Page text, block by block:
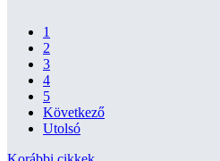
1
2
3
4
5
Következő
Utolsó